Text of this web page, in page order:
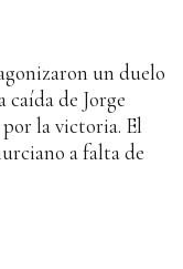
un duelo
de Jorge
la victoria. El
a falta de